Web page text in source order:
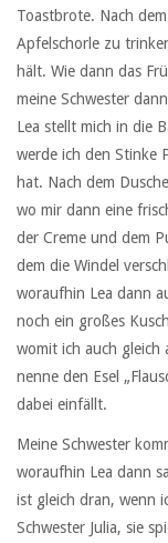
Toastbrote. Nach
Apfelschorle zu
hält. Wie dann das
meine Schwester
Lea stellt mich in die
werde ich den Stinke
hat. Nach dem
wo mir dann eine
der Creme und dem
dem die Windel
woraufhin Lea dann
noch ein großes
womit ich auch gleich
nenne den Esel
dabei einfällt.
Meine Schwester
woraufhin Lea dann
ist gleich dran, wenn
Schwester Julia, sie